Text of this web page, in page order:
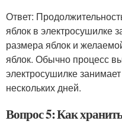
Ответ:
яблок в электросушилке
размера яблок и
яблок. Обычно процесс
электросушилке
нескольких дней.
Вопрос 5: Как